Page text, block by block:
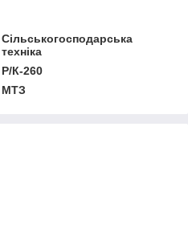
Сільськогосподарська
техніка
Р/К-260
МТЗ